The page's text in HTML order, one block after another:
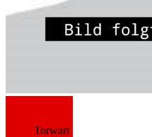
Torwart